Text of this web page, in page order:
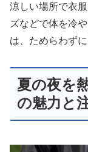
涼しい場所で衣
ズなどで体を冷
は、ためらわず
夏の夜を
の魅力と